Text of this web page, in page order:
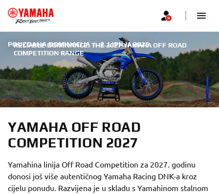
RELIABLE DOMINANCE: THE 2027 YAMAHA OFF ROAD
COMPETITION RANGE
POUZDANA DOMINACIJA | 2. LIPNJA 2026.
YAMAHA OFF ROAD
COMPETITION 2027
Yamahina linija Off Road Competition za 2027. godinu
donosi još više autentičnog Yamaha Racing DNK-a kroz
cijelu ponudu. Razvijena je u skladu s Yamahinom stalnom